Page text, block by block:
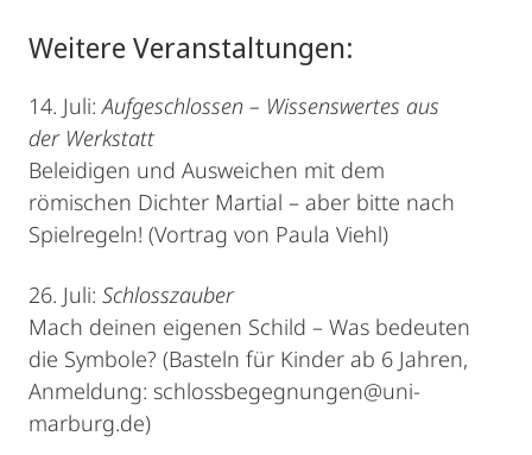
Weitere Veranstaltungen:
14. Juli:Aufgeschlossen – Wissenswertes aus
der Werkstatt
Beleidigen und Ausweichen mit dem
römischen Dichter Martial – aber bitte nach
Spielregeln! (Vortrag von Paula Viehl)
26. Juli: Schlosszauber
Mach deinen eigenen Schild – Was bedeuten
die Symbole? (Basteln für Kinder ab 6 Jahren,
Anmeldung: schlossbegegnungen@uni-
marburg.de)